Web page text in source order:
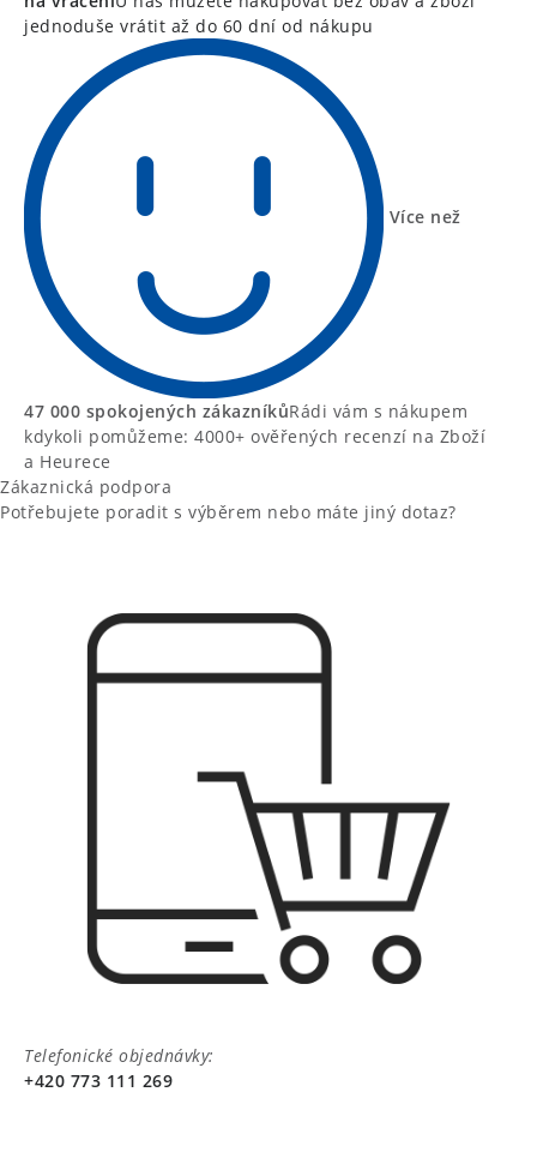
jednoduše vrátit až do 60 dní od nákupu
Více než
47 000 spokojených zákazníkůRádi vám s nákupem
kdykoli pomůžeme: 4000+ ověřených recenzí na Zboží
a Heurece
Zákaznická podpora
Potřebujete poradit s výběrem nebo máte jiný dotaz?
Telefonické objednávky:
+420 773 111 269